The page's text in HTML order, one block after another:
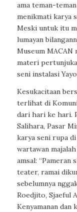
ama teman-
menikmati karya
Meski untuk itu
lumayan
Museum MACAN
materi
seni instalasi
Kesukacitaan
terlihat di
dari hari ke hari.
Salihara, Pasar
karya seni rupa
wartawan
amsal: “Pameran
teater, ramai
sebelumnya
Roedjito, Sjaeful
Kenyamanan dan